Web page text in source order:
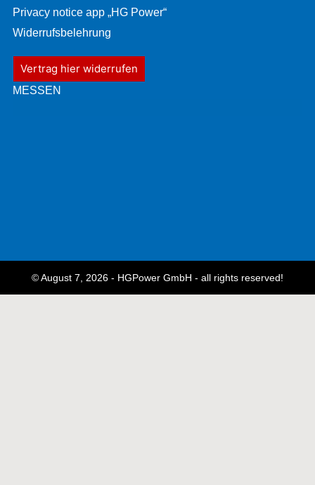
Privacy notice app „HG Power“
Widerrufsbelehrung
Vertrag hier widerrufen
MESSEN
© August 7, 2026 - HGPower GmbH - all rights reserved!